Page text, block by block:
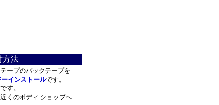
方法
ープのバックテープを
インストールです。
す。
くのボディ ショップへ